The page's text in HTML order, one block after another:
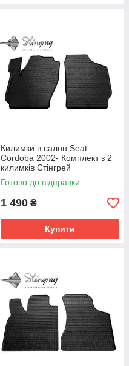
Килимки в салон Seat
Cordoba 2002- Комплект з 2
килимків Стінгрей
Готово до відправки
1 490 ₴
Купити